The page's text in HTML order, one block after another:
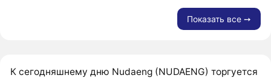
Показать все ➙
К сегодняшнему дню Nudaeng (NUDAENG) торгуется